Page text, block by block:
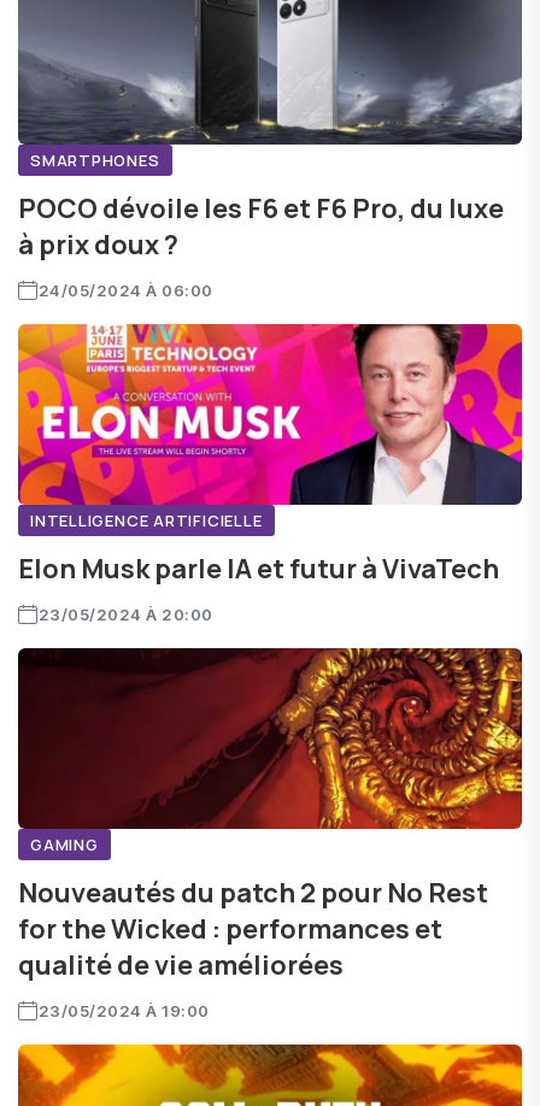
SMARTPHONES
POCO dévoile les F6 et F6 Pro, du luxe
à prix doux ?
24/05/2024 À 06:00
INTELLIGENCE ARTIFICIELLE
Elon Musk parle IA et futur à VivaTech
23/05/2024 À 20:00
GAMING
Nouveautés du patch 2 pour No Rest
for the Wicked : performances et
qualité de vie améliorées
23/05/2024 À 19:00